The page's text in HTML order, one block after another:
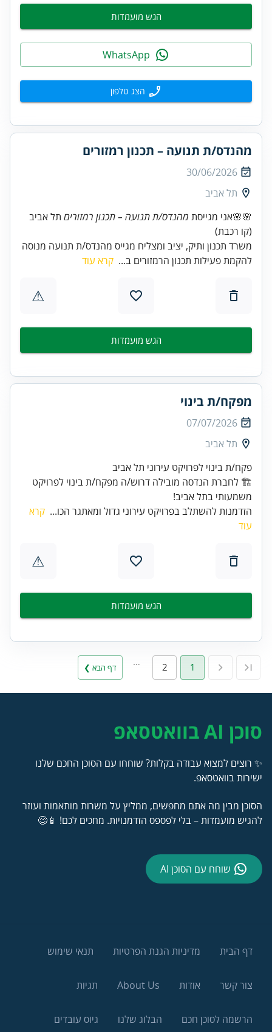
הגש מועמדות
הצג טלפון
מהנדס/ת תנועה – תכנון רמזורים
30/06/2026
תל אביב
🌸🌸אני מגייסת מהנדס/ת תנועה – תכנון רמזורים תל אביב
(קו רכבת)
משרד תכנון ותיק, יציב ומצליח מגייס מהנדס/ת תנועה מנוסה
להקמת פעילות תכנון הרמזורים ב... קרא עוד
⚠
הגש מועמדות
מפקח/ת בינוי
07/07/2026
תל אביב
🏗️ לחברת הנדסה מובילה דרוש/ה מפקח/ת בינוי לפרויקט
משמעותי בתל אביב!
הזדמנות להשתלב בפרויקט עירוני גדול ומאתגר הכו... קרא
עוד
⚠
הגש מועמדות
1
2 דף הבא ❯
סוכן AI בוואטסאפ
✨ רוצים למצוא עבודה בקלות? שוחחו עם הסוכן החכם שלנו
ישירות בוואטסאפ.
הסוכן מבין מה אתם מחפשים, ממליץ על משרות מותאמות ועוזר
להגיש מועמדות – בלי לפספס הזדמנויות. מחכים לכם! 📱😊
שוחח עם הסוכן AI
דף הבית מדיניות הגנת הפרטיות תנאי שימוש
צור קשר אודות About Us תגיות
הרשמה לסוכן חכם הבלוג שלנו גיוס עובדים